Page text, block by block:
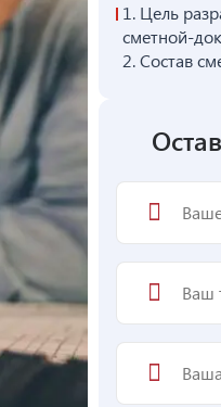
1. Цель
сметной-
2.Состав